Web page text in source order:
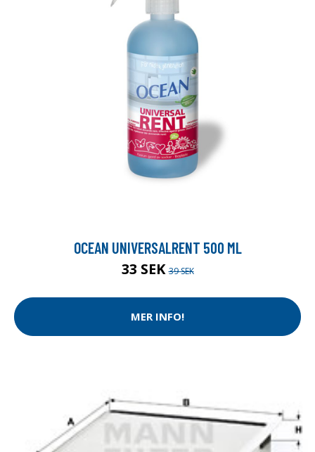
OCEAN UNIVERSALRENT 500 ML
33 SEK39 SEK
MER INFO!